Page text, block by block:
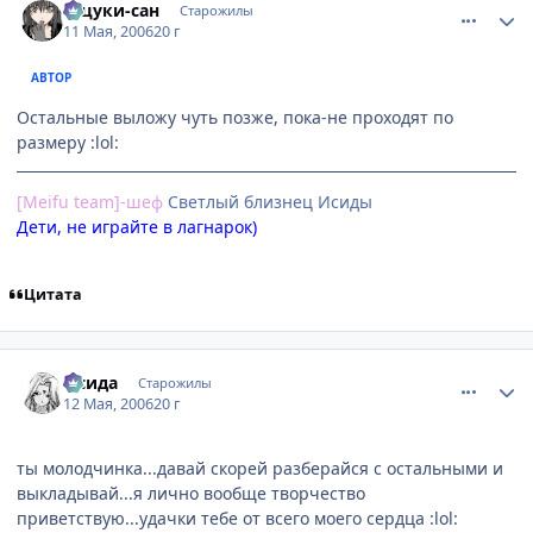
Тацуки-сан Старожилы
11 Мая, 200620 г
АВТОР
Остальные выложу чуть позже, пока-не проходят по
размеру :lol:
[Meifu team]-шеф Cветлый близнец Исиды
Дети, не играйте в лагнарок)
Цитата
Исида Старожилы
12 Мая, 200620 г
ты молодчинка...давай скорей разберайся с остальными и
выкладывай...я лично вообще творчество
приветствую...удачки тебе от всего моего сердца :lol: